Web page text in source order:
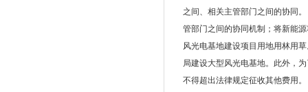
之间、相关主管部门之间的协同
管部门之间的协同机制；将新能
风光电基地建设项目用地用林用
局建设大型风光电基地。此外，
不得超出法律规定征收其他费用